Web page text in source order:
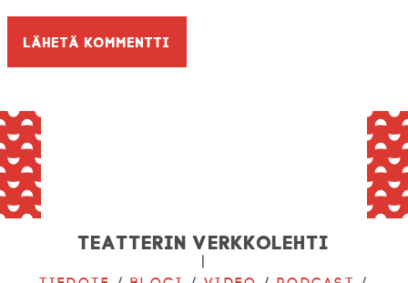
Teatterin verkkolehti